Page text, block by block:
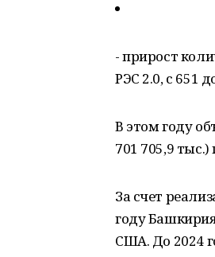
- прирост
РЭС 2.0, с 651
В этом году
701 705,9
За счет
году
США. До 2024